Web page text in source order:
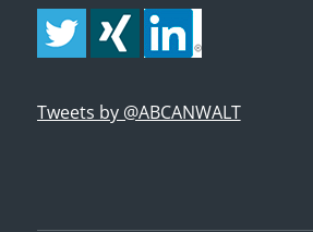
Tweets by @ABCANWALT